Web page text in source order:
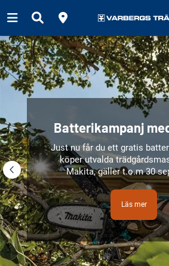
Batterikampanj
Just nu får du ett gratis
köper utvalda
Makita, gäller t.o.m 30
Läs mer